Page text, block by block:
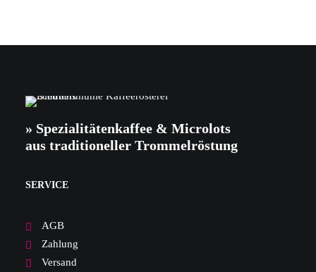
» Spezialitätenkaffee & Microlots
aus traditioneller Trommelröstung
SERVICE
AGB
Zahlung
Versand